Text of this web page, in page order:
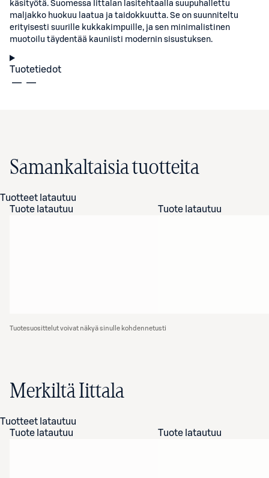
käsityötä. Suomessa Iittalan lasitehtaalla suupuhallettu
maljakko huokuu laatua ja taidokkuutta. Se on suunniteltu
erityisesti suurille kukkakimpuille, ja sen minimalistinen
muotoilu täydentää kauniisti modernin sisustuksen.
Tuotetiedot
Samankaltaisia tuotteita
Tuotteet latautuu
Tuote latautuu
Tuote latautuu
Tuotesuosittelut voivat näkyä sinulle kohdennetusti
Merkiltä Iittala
Tuotteet latautuu
Tuote latautuu
Tuote latautuu